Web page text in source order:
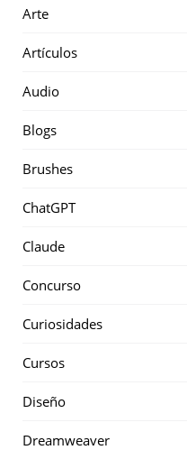
Arte
Artículos
Audio
Blogs
Brushes
ChatGPT
Claude
Concurso
Curiosidades
Cursos
Diseño
Dreamweaver